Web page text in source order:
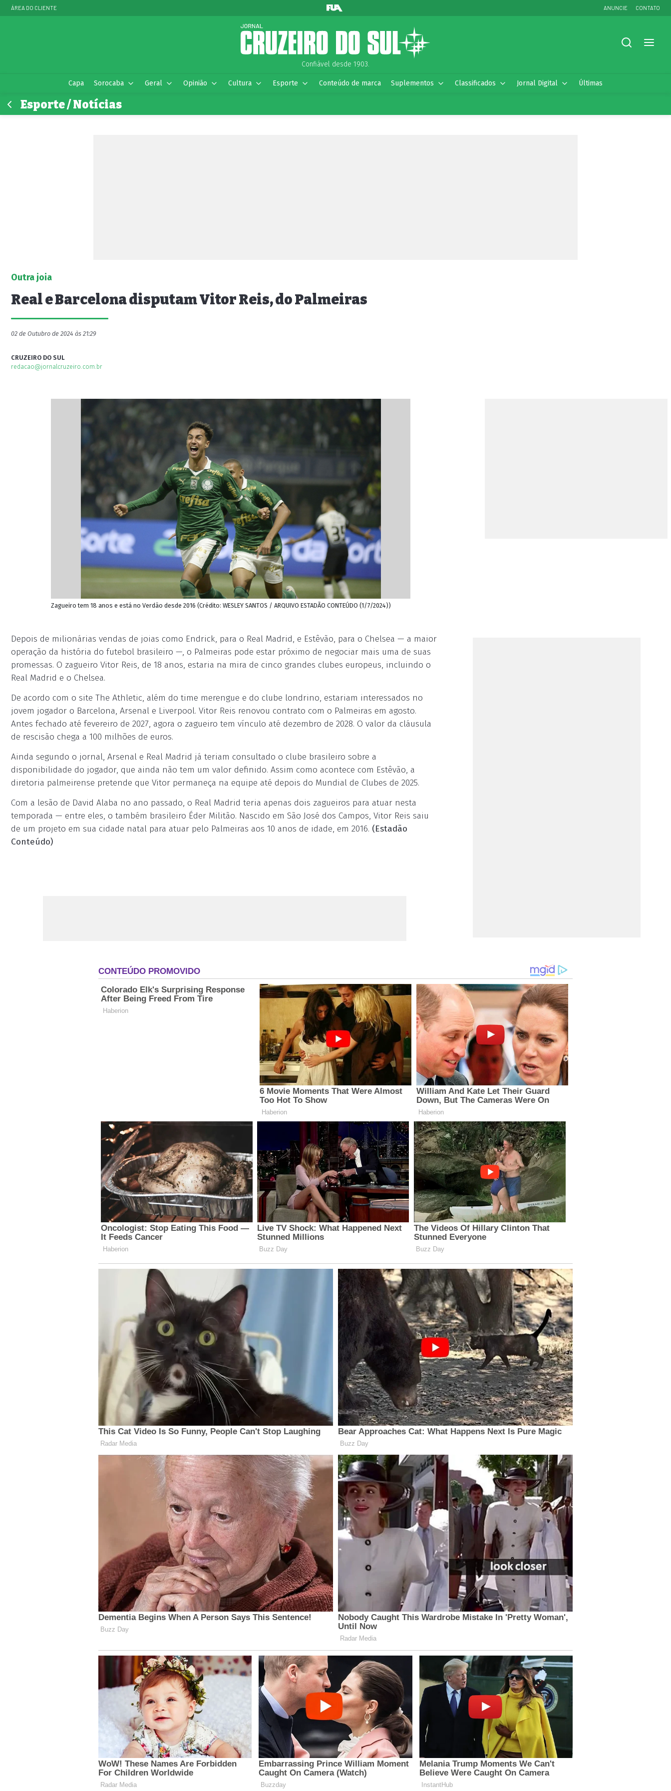
ÁREA DO CLIENTE ANUNCIE CONTATO
Confiável desde 1903.
Capa Sorocaba Geral Opinião Cultura Esporte Conteúdo de marca Suplementos Classificados Jornal Digital Últimas
Esporte / Notícias
Outra joia
Real e Barcelona disputam Vitor Reis, do Palmeiras
02 de Outubro de 2024 às 21:29
CRUZEIRO DO SUL
redacao@jornalcruzeiro.com.br
Zagueiro tem 18 anos e está no Verdão desde 2016 (Crédito: WESLEY SANTOS / ARQUIVO ESTADÃO CONTEÚDO (1/7/2024))
Depois de milionárias vendas de joias como Endrick, para o Real Madrid, e Estêvão, para o Chelsea — a maior
operação da história do futebol brasileiro —, o Palmeiras pode estar próximo de negociar mais uma de suas
promessas. O zagueiro Vitor Reis, de 18 anos, estaria na mira de cinco grandes clubes europeus, incluindo o
Real Madrid e o Chelsea.
De acordo com o site The Athletic, além do time merengue e do clube londrino, estariam interessados no
jovem jogador o Barcelona, Arsenal e Liverpool. Vitor Reis renovou contrato com o Palmeiras em agosto.
Antes fechado até fevereiro de 2027, agora o zagueiro tem vínculo até dezembro de 2028. O valor da cláusula
de rescisão chega a 100 milhões de euros.
Ainda segundo o jornal, Arsenal e Real Madrid já teriam consultado o clube brasileiro sobre a
disponibilidade do jogador, que ainda não tem um valor definido. Assim como acontece com Estêvão, a
diretoria palmeirense pretende que Vitor permaneça na equipe até depois do Mundial de Clubes de 2025.
Com a lesão de David Alaba no ano passado, o Real Madrid teria apenas dois zagueiros para atuar nesta
temporada — entre eles, o também brasileiro Éder Militão. Nascido em São José dos Campos, Vitor Reis saiu
de um projeto em sua cidade natal para atuar pelo Palmeiras aos 10 anos de idade, em 2016. (Estadão
Conteúdo)